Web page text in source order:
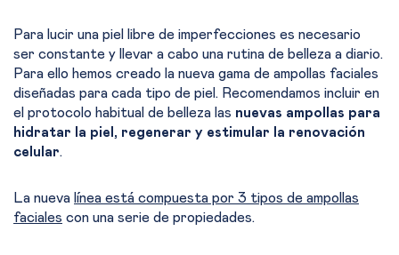
Para lucir una piel libre de imperfecciones es necesario
ser constante y llevar a cabo una rutina de belleza a diario.
Para ello hemos creado la nueva gama de ampollas faciales
diseñadas para cada tipo de piel. Recomendamos incluir en
el protocolo habitual de belleza las nuevas ampollas para
hidratar la piel, regenerar y estimular la renovación
celular.
La nueva línea está compuesta por 3 tipos de ampollas
faciales con una serie de propiedades.